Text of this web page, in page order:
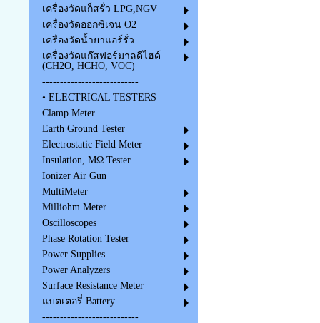
เครื่องวัดแก็สรั่ว LPG,NGV
เครื่องวัดออกซิเจน O2
เครื่องวัดน้ำยาแอร์รั่ว
เครื่องวัดแก๊สฟอร์มาลดีไฮด์
(CH2O, HCHO, VOC)
---------------------------
• ELECTRICAL TESTERS
Clamp Meter
Earth Ground Tester
Electrostatic Field Meter
Insulation, MΩ Tester
Ionizer Air Gun
MultiMeter
Milliohm Meter
Oscilloscopes
Phase Rotation Tester
Power Supplies
Power Analyzers
Surface Resistance Meter
แบตเตอรี่ Battery
---------------------------